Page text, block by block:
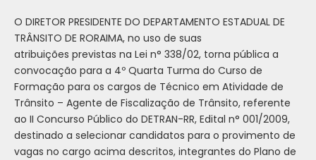
O DIRETOR PRESIDENTE DO DEPARTAMENTO ESTADUAL DE
TRÂNSITO DE RORAIMA, no uso de suas
atribuições previstas na Lei n° 338/02, torna pública a
convocação para a 4º Quarta Turma do Curso de
Formação para os cargos de Técnico em Atividade de
Trânsito – Agente de Fiscalização de Trânsito, referente
ao II Concurso Público do DETRAN-RR, Edital n° 001/2009,
destinado a selecionar candidatos para o provimento de
vagas no cargo acima descritos, integrantes do Plano de